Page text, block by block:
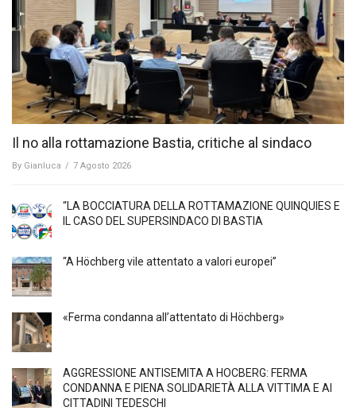
Il no alla rottamazione Bastia, critiche al sindaco
By Gianluca / 7 Agosto 2026
“LA BOCCIATURA DELLA ROTTAMAZIONE QUINQUIES E
IL CASO DEL SUPERSINDACO DI BASTIA
“A Höchberg vile attentato a valori europei”
«Ferma condanna all’attentato di Höchberg»
AGGRESSIONE ANTISEMITA A HÖCBERG: FERMA
CONDANNA E PIENA SOLIDARIETÀ ALLA VITTIMA E AI
CITTADINI TEDESCHI